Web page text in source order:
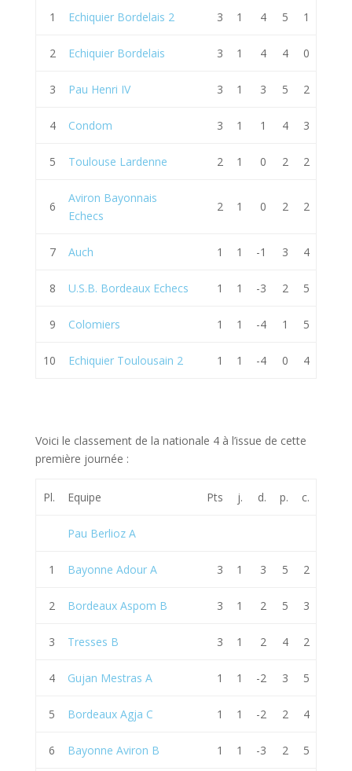
1 Echiquier Bordelais 2 3 1 4 5 1
2 Echiquier Bordelais 3 1 4 4 0
3 Pau Henri IV 3 1 3 5 2
4 Condom 3 1 1 4 3
5 Toulouse Lardenne 2 1 0 2 2
6
Aviron Bayonnais
Echecs
2 1 0 2 2
7 Auch 1 1 -1 3 4
8 U.S.B. Bordeaux Echecs 1 1 -3 2 5
9 Colomiers 1 1 -4 1 5
10 Echiquier Toulousain 2 1 1 -4 0 4
Voici le classement de la nationale 4 à l’issue de cette
première journée :
Pl. Equipe Pts j. d. p. c.
Pau Berlioz A
1 Bayonne Adour A 3 1 3 5 2
2 Bordeaux Aspom B 3 1 2 5 3
3 Tresses B 3 1 2 4 2
4 Gujan Mestras A 1 1 -2 3 5
5 Bordeaux Agja C 1 1 -2 2 4
6 Bayonne Aviron B 1 1 -3 2 5